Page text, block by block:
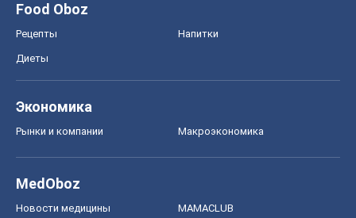
Food Oboz
Рецепты Напитки
Диеты
Экономика
Рынки и компании Mакроэкономика
MedOboz
Новости медицины MAMACLUB